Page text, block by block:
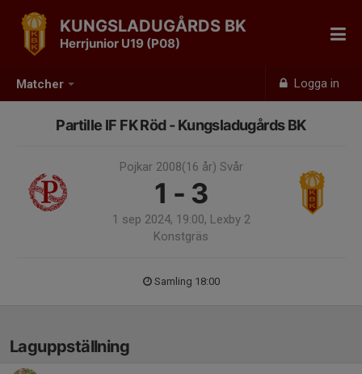
Matcher Logga in
KUNGSLADUGÅRDS BK
Herrjunior U19 (P08)
Partille IF FK Röd - Kungsladugårds BK
Pojkar 2008(16 år) Svår
1 - 3
1 sep 2024, 19:00, Lexby 2
Konstgräs
Samling 18:00
Laguppställning